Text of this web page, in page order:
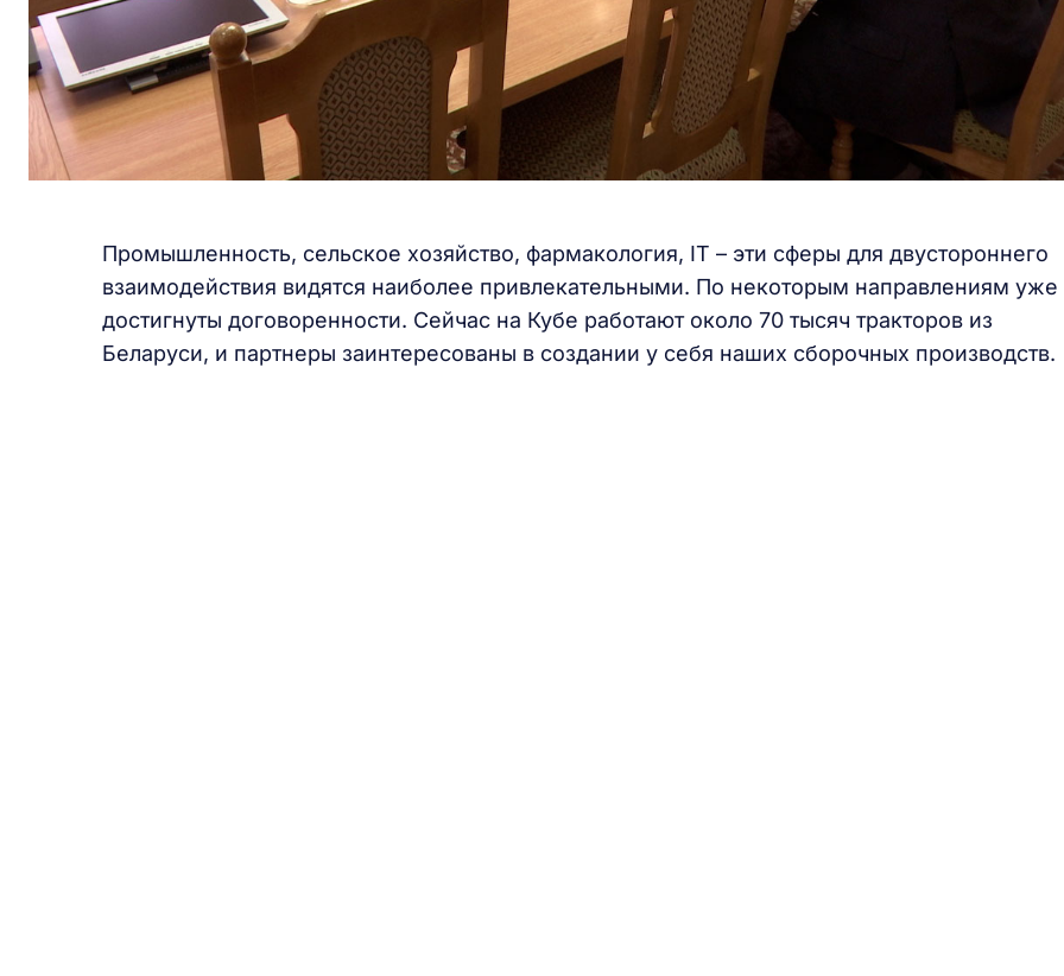
Промышленность, сельское хозяйство, фармакология, IT – эти сферы для двустороннего
взаимодействия видятся наиболее привлекательными. По некоторым направлениям уже
достигнуты договоренности. Сейчас на Кубе работают около 70 тысяч тракторов из
Беларуси, и партнеры заинтересованы в создании у себя наших сборочных производств.